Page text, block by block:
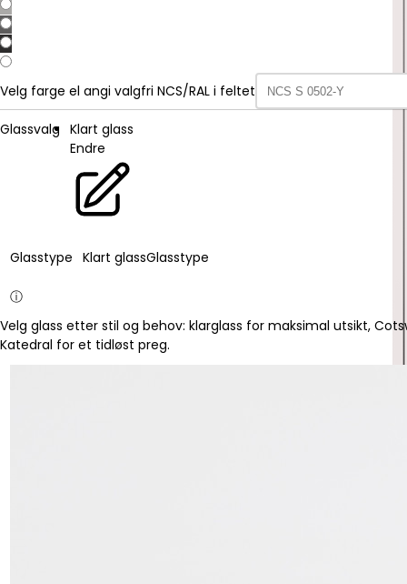
Velg farge el angi valgfri NCS/RAL i feltet
Glassvalg
Klart glass
Endre
Glasstype Klart glassGlasstype
ⓘ
Velg glass etter stil og behov: klarglass for maksimal utsikt,
Katedral for et tidløst preg.